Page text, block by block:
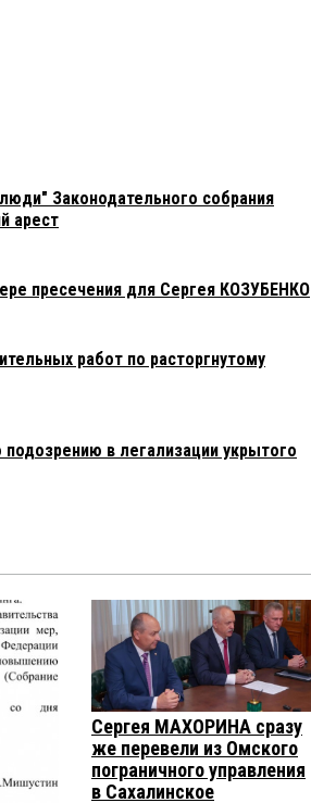
Законодательного собрания
арест
пресечения для Сергея КОЗУБЕНКО
работ по расторгнутому
в легализации укрытого
Сергея МАХОРИНА сразу
же перевели из Омского
пограничного управления
в Сахалинское